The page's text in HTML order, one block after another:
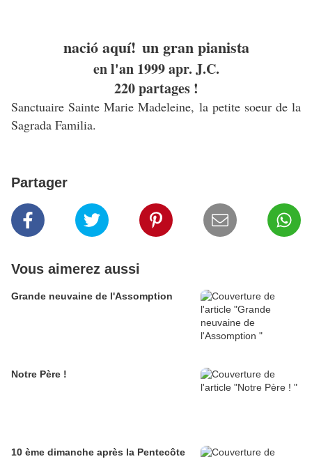
nació aquí! un gran pianista
en l'an 1999 apr. J.C.
220 partages !
Sanctuaire Sainte Marie Madeleine, la petite soeur de la
Sagrada Familia.
Partager
Vous aimerez aussi
Grande neuvaine de l'Assomption
Notre Père !
10 ème dimanche après la Pentecôte